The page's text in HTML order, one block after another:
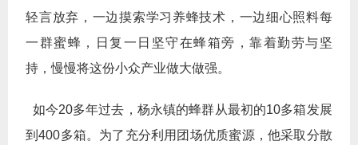
轻言放弃，一边摸索学习养蜂技术，一边细心照料每
一群蜜蜂，日复一日坚守在蜂箱旁，靠着勤劳与坚
持，慢慢将这份小众产业做大做强。
如今20多年过去，杨永镇的蜂群从最初的10多箱发展
到400多箱。为了充分利用团场优质蜜源，他采取分散